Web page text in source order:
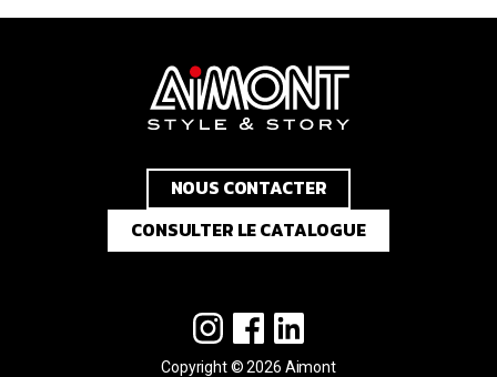
NOUS CONTACTER
CONSULTER LE CATALOGUE
Copyright © 2026 Aimont